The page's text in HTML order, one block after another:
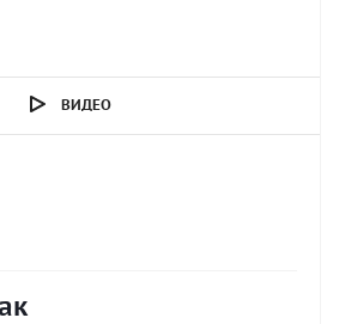
ВИДЕО